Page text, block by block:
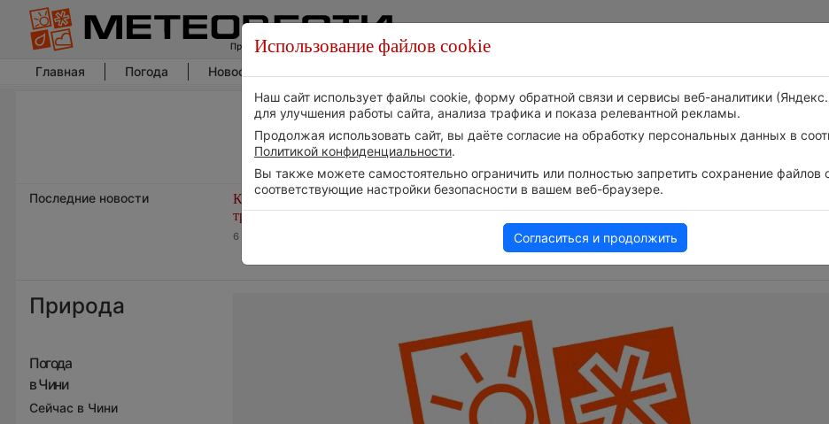
Главная Погода Новости погоды
Последние новости
Космическая погода влияет на
транспорт
6 августа 2026 | 15:13
Следите за развитием
событий в нашем
Телеграм-канале
Природа
Погода
в Чини
Сейчас в Чини
Использование файлов cookie
Наш сайт использует файлы cookie, форму обратной связи и сервисы веб-аналитики
для улучшения работы сайта, анализа трафика и показа релевантной рекламы.
Продолжая использовать сайт, вы даёте согласие на обработку персональных данных в
Политикой конфиденциальности.
Вы также можете самостоятельно ограничить или полностью запретить сохранение файлов
соответствующие настройки безопасности в вашем веб-браузере.
Согласиться и продолжить